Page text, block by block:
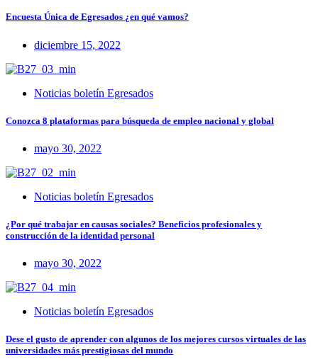
Encuesta Única de Egresados ¿en qué vamos?
diciembre 15, 2022
Noticias boletín Egresados
Conozca 8 plataformas para búsqueda de empleo nacional y global
mayo 30, 2022
Noticias boletín Egresados
¿Por qué trabajar en causas sociales? Beneficios profesionales y
construcción de la identidad personal
mayo 30, 2022
Noticias boletín Egresados
Dese el gusto de aprender con algunos de los mejores cursos virtuales de las
universidades más prestigiosas del mundo